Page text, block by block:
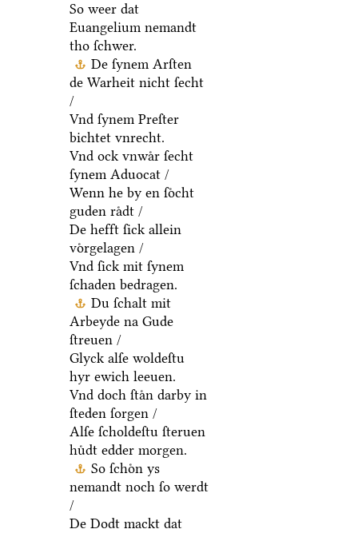
So weer dat
Euangelium nemandt
tho ſchwer.
De ſynem Arſten
de Warheit nicht ſecht
/
Vnd ſynem Preſter
bichtet vnrecht.
Vnd ock vnwaͤr ſecht
ſynem Aduocat /
Wenn he by en ſoͤcht
guden raͤdt /
De hefft ſick allein
voͤrgelagen /
Vnd ſick mit ſynem
ſchaden bedragen.
Du ſchalt mit
Arbeyde na Gude
ſtreuen /
Glyck alſe woldeſtu
hyr ewich leeuen.
Vnd doch ſtaͤn darby in
ſteden ſorgen /
Alſe ſcholdeſtu ſteruen
huͤdt edder morgen.
So ſchoͤn ys
nemandt noch ſo werdt
/
De Dodt mackt dat